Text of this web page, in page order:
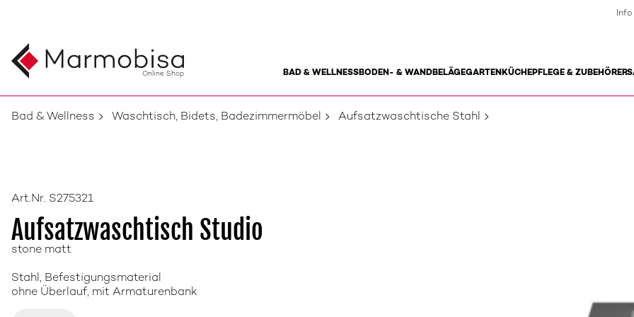
Online Shop BAD & WELLNESSBODEN- & WANDBELÄGEGARTENKÜCHEPFLEGE & ZUBEHÖR
Info
Bad & Wellness Waschtisch, Bidets, Badezimmermöbel Aufsatzwaschtische Stahl
Art.Nr. S275321
Aufsatzwaschtisch Studio
stone matt
Stahl, Befestigungsmaterial
ohne Überlauf, mit Armaturenbank